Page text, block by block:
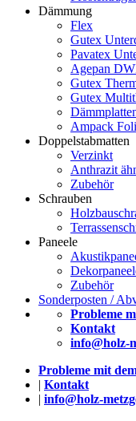
Dämmung
Flex
Gutex
Pavatex
Agepan
Gutex
Gutex
Ampack
Doppelstabmatten
Verzinkt
Anthrazit
Zubehör
Schrauben
Paneele
Zubehör
Sonderposten /
Probleme
Kontakt
info@holz-
Probleme mit
| Kontakt
| info@holz-